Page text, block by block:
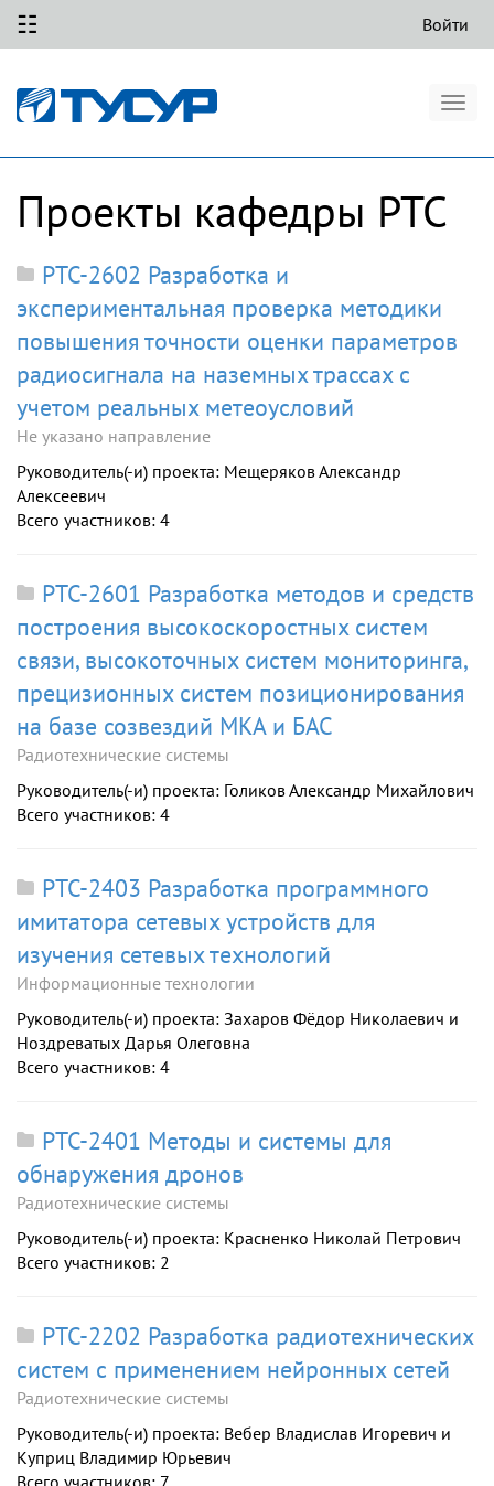
☷ Войти
Проекты кафедры РТС
РТС-2602 Разработка и
экспериментальная проверка методики
повышения точности оценки параметров
радиосигнала на наземных трассах с
учетом реальных метеоусловий
Не указано направление
Руководитель(-и) проекта: Мещеряков Александр
Алексеевич
Всего участников: 4
РТС-2601 Разработка методов и средств
построения высокоскоростных систем
связи, высокоточных систем мониторинга,
прецизионных систем позиционирования
на базе созвездий МКА и БАС
Радиотехнические системы
Руководитель(-и) проекта: Голиков Александр Михайлович
Всего участников: 4
РТС-2403 Разработка программного
имитатора сетевых устройств для
изучения сетевых технологий
Информационные технологии
Руководитель(-и) проекта: Захаров Фёдор Николаевич и
Ноздреватых Дарья Олеговна
Всего участников: 4
РТС-2401 Методы и системы для
обнаружения дронов
Радиотехнические системы
Руководитель(-и) проекта: Красненко Николай Петрович
Всего участников: 2
РТС-2202 Разработка радиотехнических
систем с применением нейронных сетей
Радиотехнические системы
Руководитель(-и) проекта: Вебер Владислав Игоревич и
Куприц Владимир Юрьевич
Всего участников: 7